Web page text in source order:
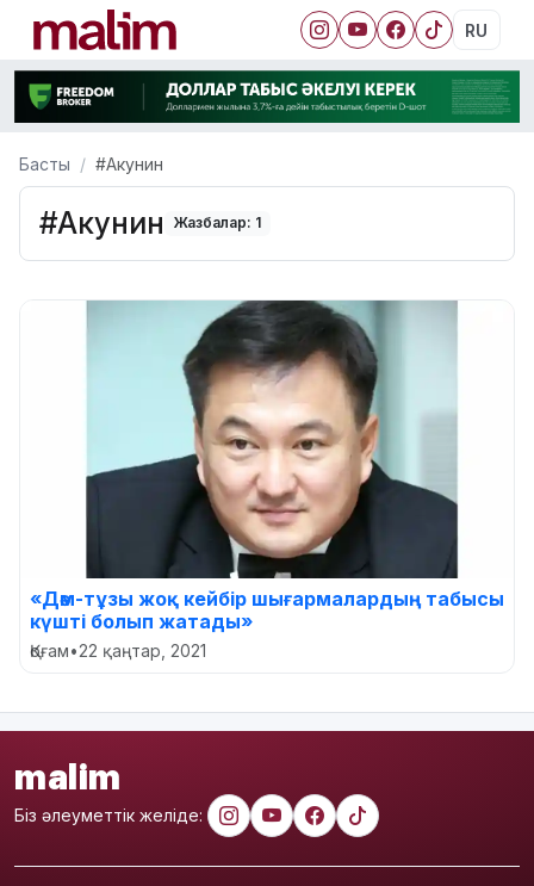
RU
Басты #Акунин
#Акунин Жазбалар: 1
«Дәм-тұзы жоқ кейбір шығармалардың табысы
күшті болып жатады»
Қоғам•22 қаңтар, 2021
malim
Біз әлеуметтік желіде: